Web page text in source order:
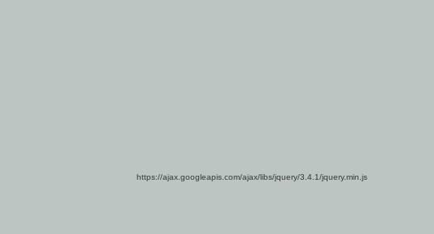
https://ajax.googleapis.com/ajax/libs/jquery/3.4.1/jquery.min.js